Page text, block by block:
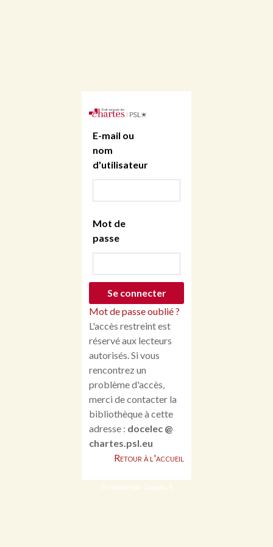
E-mail ou
nom
d'utilisateur
Mot de
passe
Mot de passe oublié ?
L'accès restreint est
réservé aux lecteurs
autorisés. Si vous
rencontrez un
problème d'accès,
merci de contacter la
bibliothèque à cette
adresse : docelec @
chartes.psl.eu
Retour à l'accueil
Propulsé par Omeka S